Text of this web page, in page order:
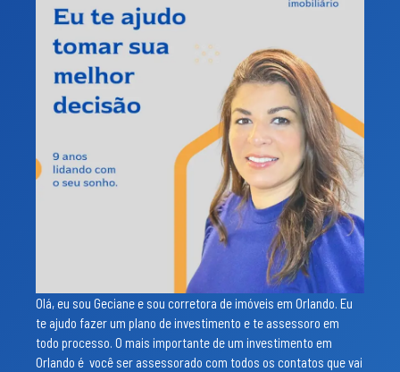
Olá, eu sou Geciane e sou corretora de imóveis em Orlando. Eu
te ajudo fazer um plano de investimento e te assessoro em
todo processo. O mais importante de um investimento em
Orlando é você ser assessorado com todos os contatos que vai